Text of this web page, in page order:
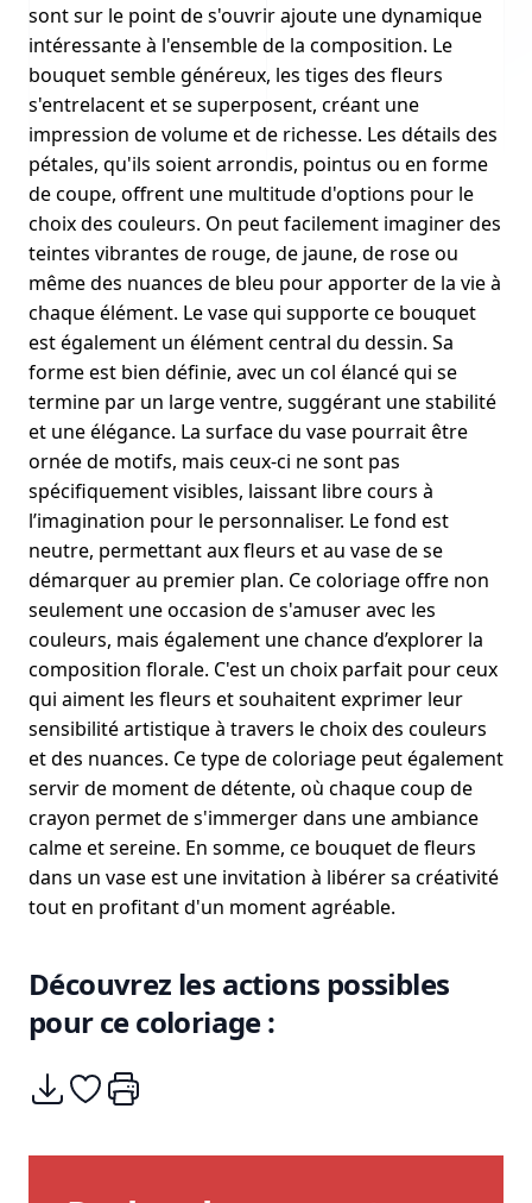
sont sur le point de s'ouvrir ajoute une dynamique
intéressante à l'ensemble de la composition. Le
bouquet semble généreux, les tiges des fleurs
s'entrelacent et se superposent, créant une
impression de volume et de richesse. Les détails des
pétales, qu'ils soient arrondis, pointus ou en forme
de coupe, offrent une multitude d'options pour le
choix des couleurs. On peut facilement imaginer des
teintes vibrantes de rouge, de jaune, de rose ou
même des nuances de bleu pour apporter de la vie à
chaque élément. Le vase qui supporte ce bouquet
est également un élément central du dessin. Sa
forme est bien définie, avec un col élancé qui se
termine par un large ventre, suggérant une stabilité
et une élégance. La surface du vase pourrait être
ornée de motifs, mais ceux-ci ne sont pas
spécifiquement visibles, laissant libre cours à
l’imagination pour le personnaliser. Le fond est
neutre, permettant aux fleurs et au vase de se
démarquer au premier plan. Ce coloriage offre non
seulement une occasion de s'amuser avec les
couleurs, mais également une chance d’explorer la
composition florale. C'est un choix parfait pour ceux
qui aiment les fleurs et souhaitent exprimer leur
sensibilité artistique à travers le choix des couleurs
et des nuances. Ce type de coloriage peut également
servir de moment de détente, où chaque coup de
crayon permet de s'immerger dans une ambiance
calme et sereine. En somme, ce bouquet de fleurs
dans un vase est une invitation à libérer sa créativité
tout en profitant d'un moment agréable.
Découvrez les actions possibles
pour ce coloriage :
Télécharger
Ajouter à mes coups de coeurs
Imprimer